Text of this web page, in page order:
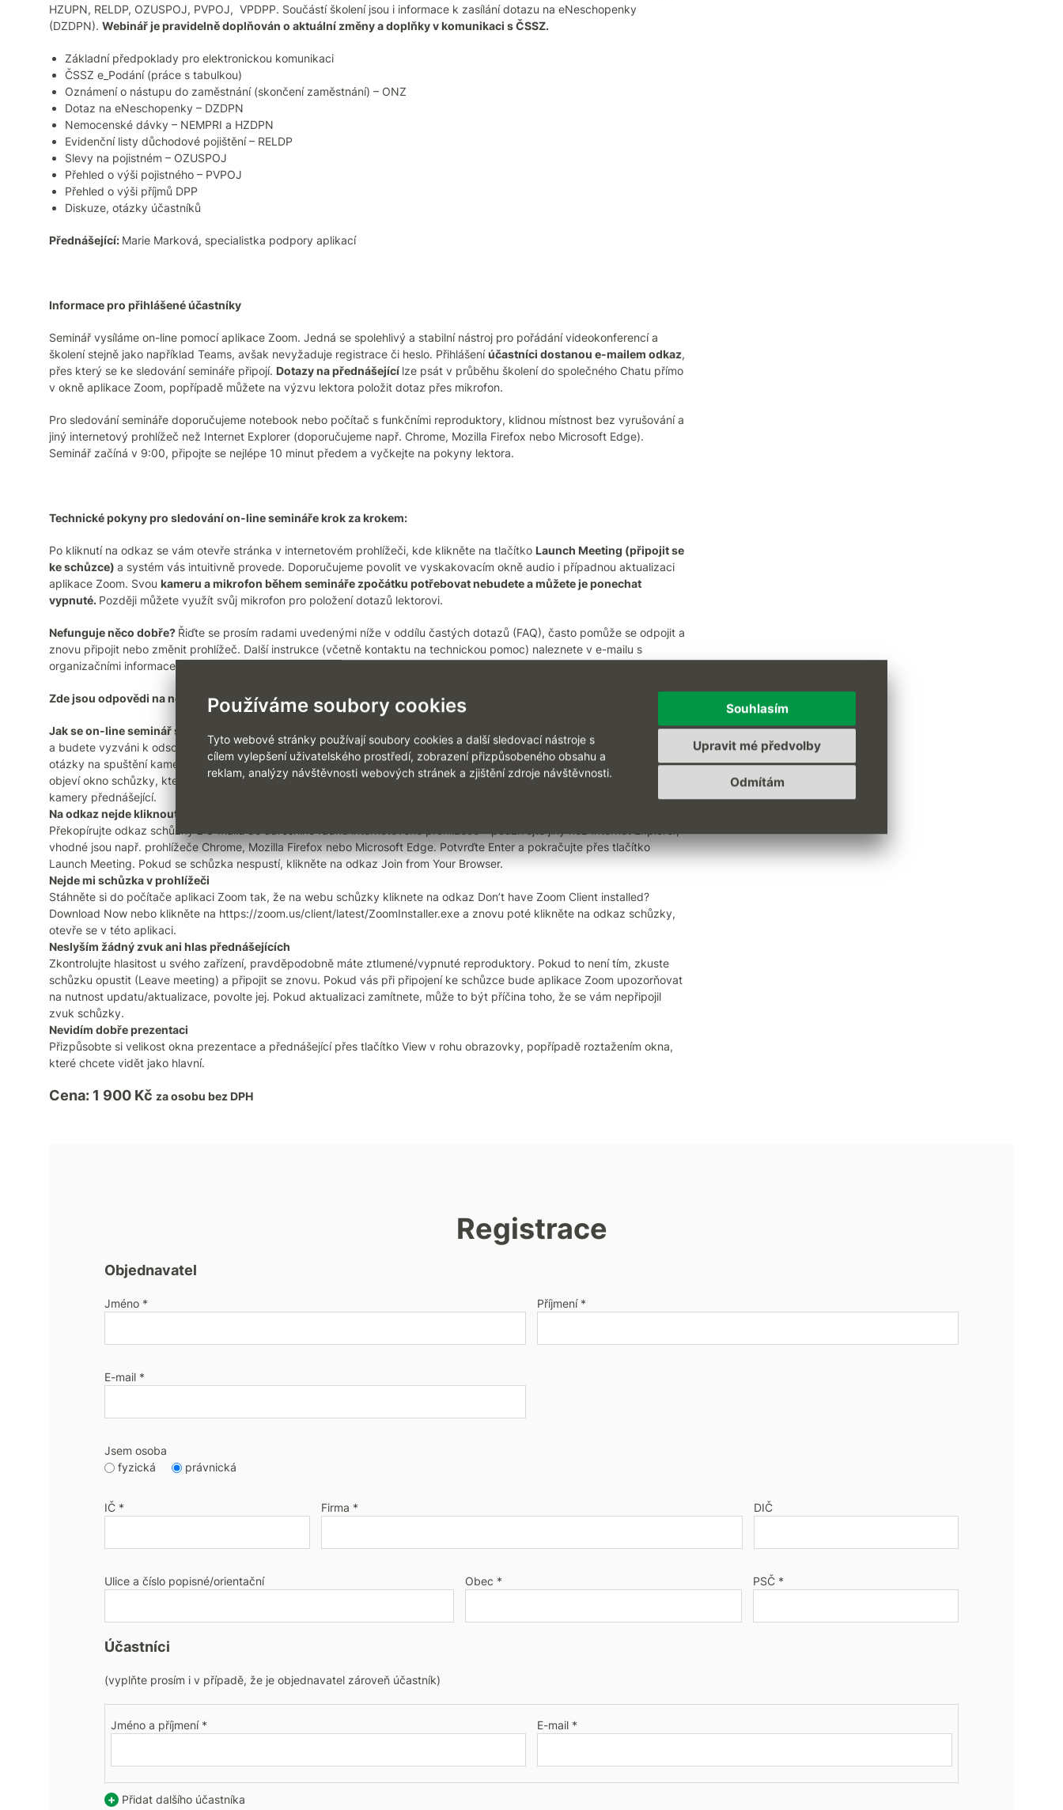
Používáme soubory cookies
Tyto webové stránky používají soubory cookies a další sledovací nástroje s
cílem vylepšení uživatelského prostředí, zobrazení přizpůsobeného obsahu a
reklam, analýzy návštěvnosti webových stránek a zjištění zdroje návštěvnosti.
Souhlasím
Odmítám
Upravit mé předvolby
HZUPN, RELDP, OZUSPOJ, PVPOJ, VPDPP. Součástí školení jsou i informace k zasílání dotazu na eNeschopenky
(DZDPN). Webinář je pravidelně doplňován o aktuální změny a doplňky v komunikaci s ČSSZ.
Základní předpoklady pro elektronickou komunikaci
ČSSZ e_Podání (práce s tabulkou)
Oznámení o nástupu do zaměstnání (skončení zaměstnání) – ONZ
Dotaz na eNeschopenky – DZDPN
Nemocenské dávky – NEMPRI a HZDPN
Evidenční listy důchodové pojištění – RELDP
Slevy na pojistném – OZUSPOJ
Přehled o výši pojistného – PVPOJ
Přehled o výši příjmů DPP
Diskuze, otázky účastníků
Přednášející: Marie Marková, specialistka podpory aplikací
Informace pro přihlášené účastníky
Seminář vysíláme on-line pomocí aplikace Zoom. Jedná se spolehlivý a stabilní nástroj pro pořádání videokonferencí a
školení stejně jako například Teams, avšak nevyžaduje registrace či heslo. Přihlášeníúčastníci dostanou e-mailem odkaz,
přes který se ke sledování semináře připojí. Dotazy na přednášející lze psát v průběhu školení do společného Chatu přímo
v okně aplikace Zoom, popřípadě můžete na výzvu lektora položit dotaz přes mikrofon.
Pro sledování semináře doporučujeme notebook nebo počítač s funkčními reproduktory, klidnou místnost bez vyrušování a
jiný internetový prohlížeč než Internet Explorer (doporučujeme např. Chrome, Mozilla Firefox nebo Microsoft Edge).
Seminář začíná v 9:00, připojte se nejlépe 10 minut předem a vyčkejte na pokyny lektora.
Technické pokyny pro sledování on-line semináře krok za krokem:
Po kliknutí na odkaz se vám otevře stránka v internetovém prohlížeči, kde klikněte na tlačítko Launch Meeting (připojit se
ke schůzce) a systém vás intuitivně provede. Doporučujeme povolit ve vyskakovacím okně audio i případnou aktualizaci
aplikace Zoom. Svou kameru a mikrofon během semináře zpočátku potřebovat nebudete a můžete je ponechat
vypnuté. Později můžete využít svůj mikrofon pro položení dotazů lektorovi.
Nefunguje něco dobře? Řiďte se prosím radami uvedenými níže v oddílu častých dotazů (FAQ), často pomůže se odpojit a
znovu připojit nebo změnit prohlížeč. Další instrukce (včetně kontaktu na technickou pomoc) naleznete v e-mailu s
organizačními informacemi, který zasíláme před akcí.
Zde jsou odpovědi na nejčastější dotazy (FAQ) k on-line Zoom školení:
Jak se on-line seminář spustí?
Když na uvedený odkaz testu nebo schůzky kliknete, otevře se vám internetový prohlížeč
a budete vyzváni k odsouhlasení Cookies lišty. Poté se Zoom spustí a připojíte se tlačítky Launch Meeting/Join. Případné
otázky na spuštění kamery nebo mikrofonu u tohoto semináře zamítněte. Vyplňte své příjmení a potvrďte Join. Poté se
objeví okno schůzky, které vám doporučujeme si přizpůsobit tak, abyste viděli co největší prezentaci a jen malý náhled z
kamery přednášející.
Na odkaz nejde kliknout, nic se nestane.
Překopírujte odkaz schůzky z e-mailu do adresního řádku internetového prohlížeče – používejte jiný než Internet Explorer,
vhodné jsou např. prohlížeče Chrome, Mozilla Firefox nebo Microsoft Edge. Potvrďte Enter a pokračujte přes tlačítko
Launch Meeting. Pokud se schůzka nespustí, klikněte na odkaz Join from Your Browser.
Nejde mi schůzka v prohlížeči
Stáhněte si do počítače aplikaci Zoom tak, že na webu schůzky kliknete na odkaz Don’t have Zoom Client installed?
Download Now nebo klikněte na https://zoom.us/client/latest/ZoomInstaller.exe a znovu poté klikněte na odkaz schůzky,
otevře se v této aplikaci.
Neslyším žádný zvuk ani hlas přednášejících
Zkontrolujte hlasitost u svého zařízení, pravděpodobně máte ztlumené/vypnuté reproduktory. Pokud to není tím, zkuste
schůzku opustit (Leave meeting) a připojit se znovu. Pokud vás při připojení ke schůzce bude aplikace Zoom upozorňovat
na nutnost updatu/aktualizace, povolte jej. Pokud aktualizaci zamítnete, může to být příčina toho, že se vám nepřipojil
zvuk schůzky.
Nevidím dobře prezentaci
Přizpůsobte si velikost okna prezentace a přednášející přes tlačítko View v rohu obrazovky, popřípadě roztažením okna,
které chcete vidět jako hlavní.
Cena: 1 900 Kč za osobu bez DPH
Registrace
Objednavatel
Jméno * Příjmení *
E-mail *
Jsem osoba
fyzická
právnická
IČ * Firma * DIČ
Ulice a číslo popisné/orientační Obec * PSČ *
Účastníci
(vyplňte prosím i v případě, že je objednavatel zároveň účastník)
Jméno a příjmení * E-mail *
+ Přidat dalšího účastníka